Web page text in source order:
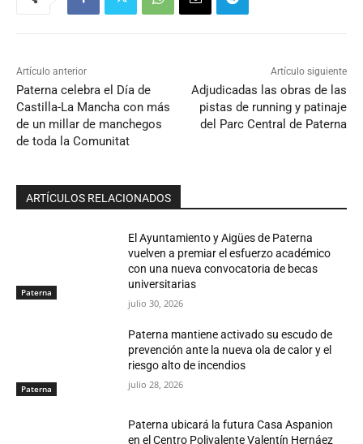
Artículo anterior
Paterna celebra el Día de
Castilla-La Mancha con más
de un millar de manchegos
de toda la Comunitat
Artículo siguiente
Adjudicadas las obras de las
pistas de running y patinaje
del Parc Central de Paterna
ARTÍCULOS RELACIONADOS
Paterna
El Ayuntamiento y Aigües de Paterna
vuelven a premiar el esfuerzo académico
con una nueva convocatoria de becas
universitarias
julio 30, 2026
Paterna
Paterna mantiene activado su escudo de
prevención ante la nueva ola de calor y el
riesgo alto de incendios
julio 28, 2026
Paterna ubicará la futura Casa Aspanion
en el Centro Polivalente Valentín Hernáez